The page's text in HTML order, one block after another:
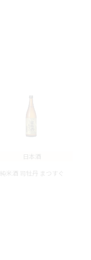
日本酒
純米酒 司牡丹 まつすぐ